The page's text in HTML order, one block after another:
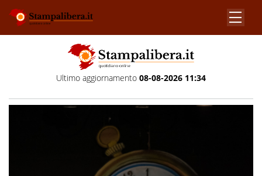
Ultimo aggiornamento 08-08-2026 11:34